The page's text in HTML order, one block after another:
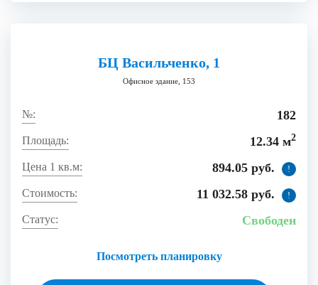
БЦ Васильченко, 1
Офисное здание, 153
182
12.34 м2
894.05 руб. !
11 032.58 руб. !
Посмотреть планировку
Свободен